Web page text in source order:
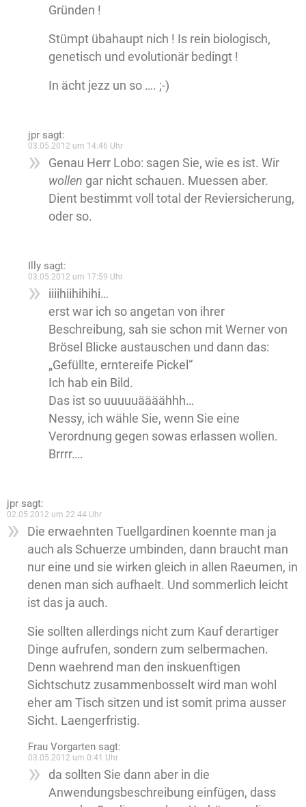
Gründen !
Stümpt übahaupt nich ! Is rein biologisch,
genetisch und evolutionär bedingt !
In ächt jezz un so …. ;-)
jpr sagt:
03.05.2012 um 14:46 Uhr
Genau Herr Lobo: sagen Sie, wie es ist. Wir
wollen gar nicht schauen. Muessen aber.
Dient bestimmt voll total der Reviersicherung,
oder so.
Illy sagt:
03.05.2012 um 17:59 Uhr
iiiihiihihihi…
erst war ich so angetan von ihrer
Beschreibung, sah sie schon mit Werner von
Brösel Blicke austauschen und dann das:
„Gefüllte, erntereife Pickel“
Ich hab ein Bild.
Das ist so uuuuuäääähhh…
Nessy, ich wähle Sie, wenn Sie eine
Verordnung gegen sowas erlassen wollen.
Brrrr….
jpr sagt:
02.05.2012 um 22:44 Uhr
Die erwaehnten Tuellgardinen koennte man ja
auch als Schuerze umbinden, dann braucht man
nur eine und sie wirken gleich in allen Raeumen, in
denen man sich aufhaelt. Und sommerlich leicht
ist das ja auch.
Sie sollten allerdings nicht zum Kauf derartiger
Dinge aufrufen, sondern zum selbermachen.
Denn waehrend man den inskuenftigen
Sichtschutz zusammenbosselt wird man wohl
eher am Tisch sitzen und ist somit prima ausser
Sicht. Laengerfristig.
Frau Vorgarten sagt:
03.05.2012 um 0:41 Uhr
da sollten Sie dann aber in die
Anwendungsbeschreibung einfügen, dass